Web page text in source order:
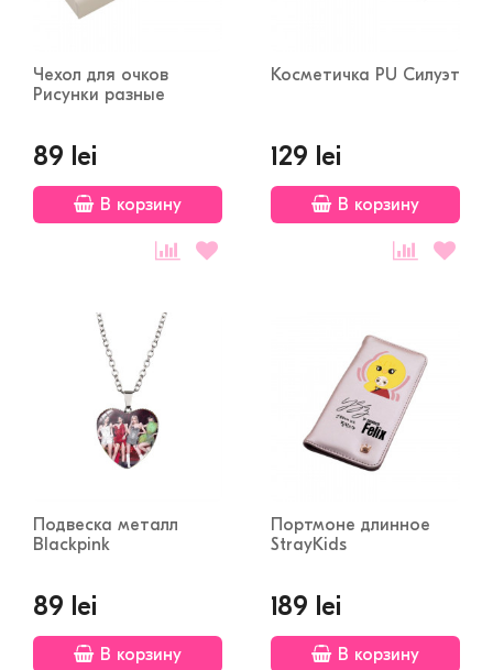
Чехол для очков
Рисунки разные
89 lei
В корзину
Косметичка PU Силуэт
129 lei
В корзину
Подвеска металл
Blackpink
89 lei
В корзину
Портмоне длинное
StrayKids
189 lei
В корзину